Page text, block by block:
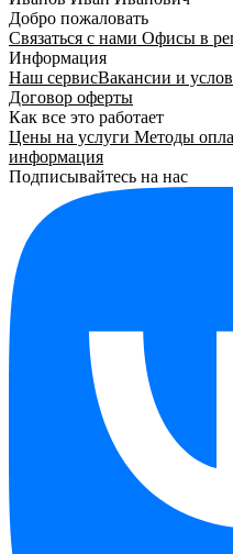
Добро пожаловать
Связаться с нами Офисы в
Информация
Наш сервисВакансии и
Договор оферты
Как все это работает
Цены на услуги Методы
информация
Подписывайтесь на нас